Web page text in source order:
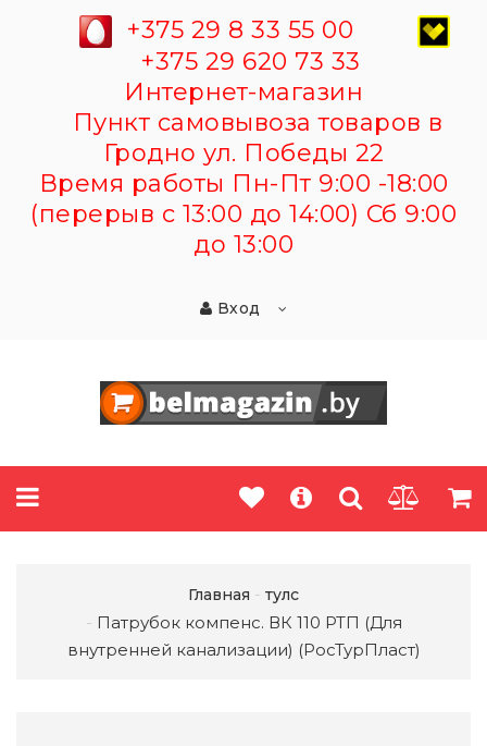
+375 29 8 33 55 00
+375 29 620 73 33
Интернет-магазин
Пункт самовывоза товаров в
Гродно ул. Победы 22
Время работы Пн-Пт 9:00 -18:00
(перерыв с 13:00 до 14:00) Сб 9:00
до 13:00
Вход
Главная тулс
Патрубок компенс. ВК 110 РТП (Для
внутренней канализации) (РосТурПласт)